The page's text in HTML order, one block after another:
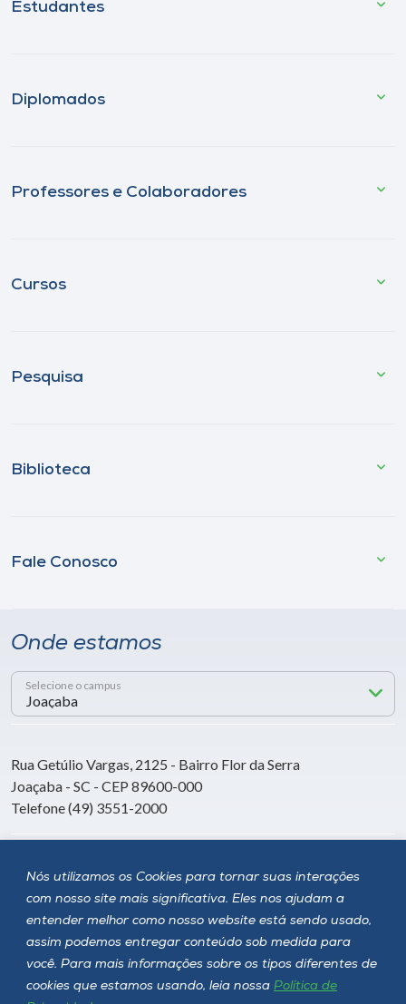
Nós utilizamos os Cookies para tornar suas interações
com nosso site mais significativa. Eles nos ajudam a
entender melhor como nosso website está sendo usado,
assim podemos entregar conteúdo sob medida para
você. Para mais informações sobre os tipos diferentes de
cookies que estamos usando, leia nossa Política de
Estudantes
Diplomados
Professores e Colaboradores
Cursos
Pesquisa
Biblioteca
Fale Conosco
Onde estamos
Selecione o campus
Rua Getúlio Vargas, 2125 - Bairro Flor da Serra
Joaçaba - SC - CEP 89600-000
Telefone (49) 3551-2000
Siga a Unoesc